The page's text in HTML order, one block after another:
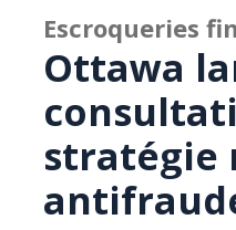
Escroqueries
Ottawa
stratégie